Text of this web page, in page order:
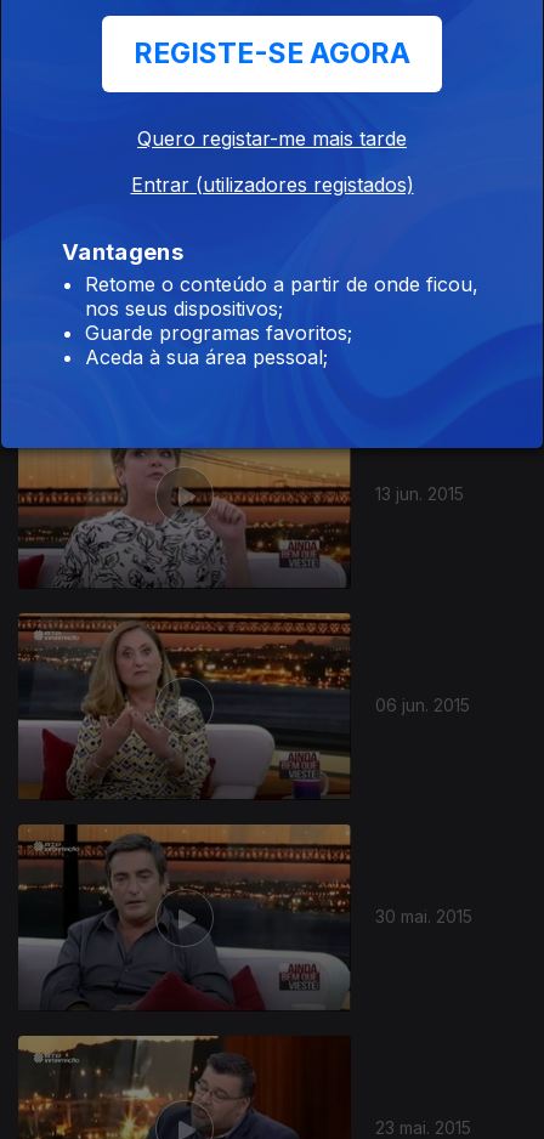
20 jun. 2015
13 jun. 2015
06 jun. 2015
30 mai. 2015
23 mai. 2015
196051
REGISTE-SE AGORA
Quero registar-me mais tarde
Entrar (utilizadores registados)
Vantagens
Retome o conteúdo a partir de onde ficou,
nos seus dispositivos;
Guarde programas favoritos;
Aceda à sua área pessoal;